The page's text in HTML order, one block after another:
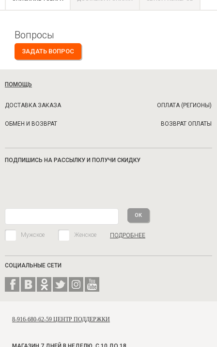
Вопросы
ЗАДАТЬ ВОПРОС
ПОМОЩЬ
ДОСТАВКА ЗАКАЗА ОПЛАТА (РЕГИОНЫ)
ОБМЕН И ВОЗВРАТ ВОЗВРАТ ОПЛАТЫ
ПОДПИШИСЬ НА РАССЫЛКУ И ПОЛУЧИ СКИДКУ
Мужское Женское ПОДРОБНЕЕ
СОЦИАЛЬНЫЕ СЕТИ
8-916-680-62-59 ЦЕНТР ПОДДЕРЖКИ